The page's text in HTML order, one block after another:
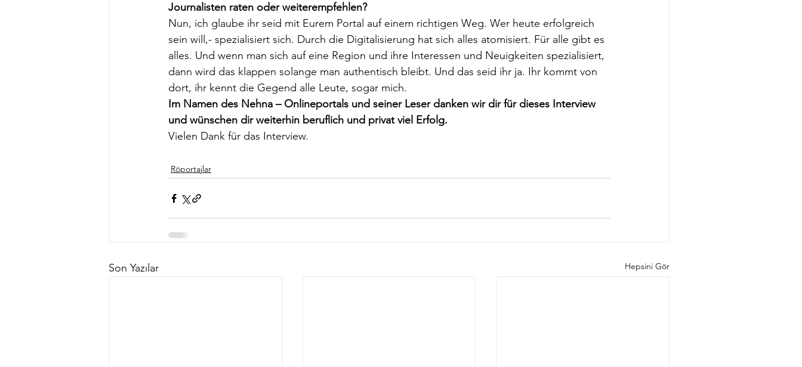
Journalisten raten oder weiterempfehlen?
Nun, ich glaube ihr seid mit Eurem Portal auf einem richtigen Weg. Wer heute erfolgreich
sein will,- spezialisiert sich. Durch die Digitalisierung hat sich alles atomisiert. Für alle gibt es
alles. Und wenn man sich auf eine Region und ihre Interessen und Neuigkeiten spezialisiert,
dann wird das klappen solange man authentisch bleibt. Und das seid ihr ja. Ihr kommt von
dort, ihr kennt die Gegend alle Leute, sogar mich.
Im Namen des Nehna – Onlineportals und seiner Leser danken wir dir für dieses Interview
und wünschen dir weiterhin beruflich und privat viel Erfolg.
Vielen Dank für das Interview.
Röportajlar
Son Yazılar Hepsini Gör